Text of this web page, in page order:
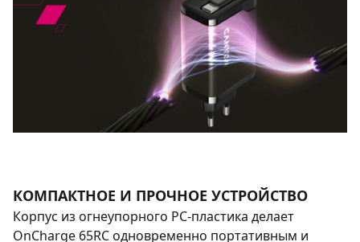
КОМПАКТНОЕ И ПРОЧНОЕ УСТРОЙСТВО
Корпус из огнеупорного PC-пластика делает
OnCharge 65RC одновременно портативным и